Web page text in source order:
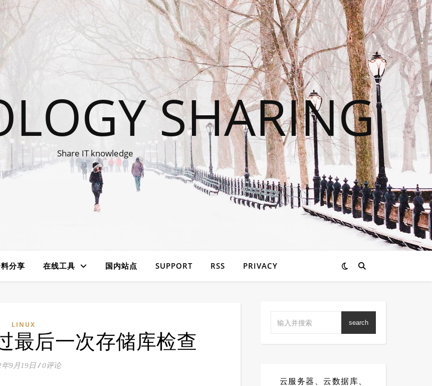
SHARING
Share IT knowledge
分享 在线工具 国内站点 SUPPORT RSS PRIVACY
LINUX
最后一次存储库检查
年9月19日 / 0评论
search
云服务器、云数据库、